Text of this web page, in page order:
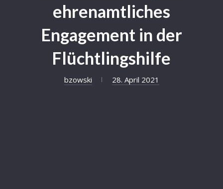
ehrenamtliches
Engagement in der
Flüchtlingshilfe
bzowski 28. April 2021